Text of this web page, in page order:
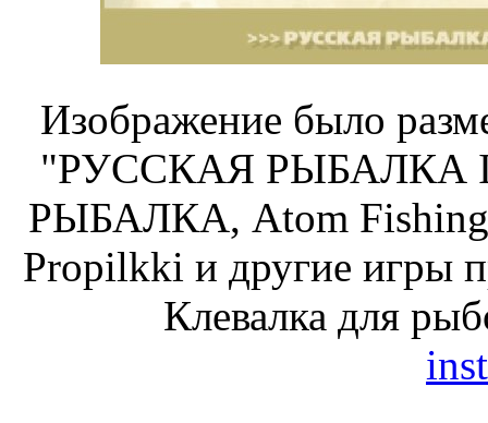
Изображение было
"РУССКАЯ РЫБАЛКА
РЫБАЛКА, Atom Fishing,
Propilkki и другие игры
Клевалка для